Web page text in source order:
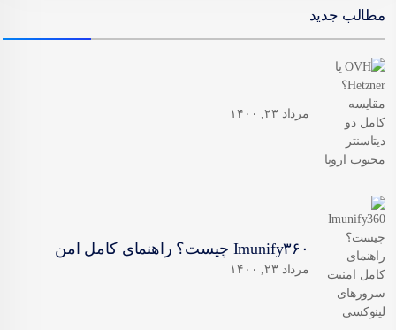
مطالب جدید
مرداد ۲۳, ۱۴۰۰
Imunify۳۶۰ چیست؟ راهنمای کامل امن
مرداد ۲۳, ۱۴۰۰